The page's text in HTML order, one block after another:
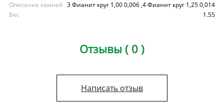
Описание камней 3 Фианит круг 1,00 0,006 ,4 Фианит круг 1,25 0,014
Вес
1.55
Отзывы ( 0 )
Написать отзыв